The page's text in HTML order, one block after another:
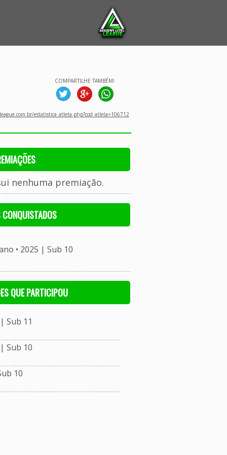
COMPARTILHE TAMBÉM!
estatistica_atleta.php?cod_atleta=106712
nenhuma premiação.
• 2025 | Sub 10
QUE PARTICIPOU
Sub 11
Sub 10
10